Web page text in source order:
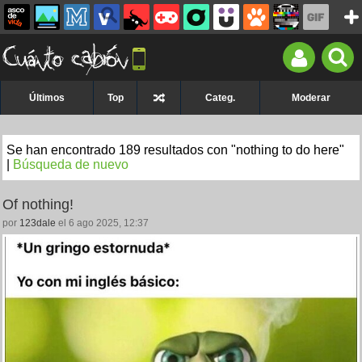
Últimos Top Categ. Moderar
Se han encontrado 189 resultados con "nothing to do here"
Búsqueda de nuevo
Of nothing!
por 123dale el 6 ago 2025, 12:37